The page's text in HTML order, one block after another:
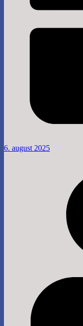
6. august 2025